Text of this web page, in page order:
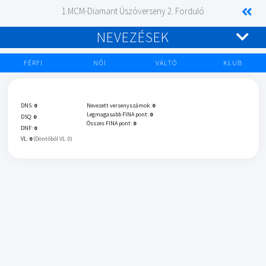
1.MCM-Diamant Úszóverseny 2. Forduló
NEVEZÉSEK
FÉRFI NŐI VÁLTÓ KLUB
DNS: 0
DSQ: 0
DNF: 0
VL: 0 (Döntőből VL: 0)
Nevezett versenyszámok: 0
Legmagasabb FINA pont: 0
Összes FINA pont: 0